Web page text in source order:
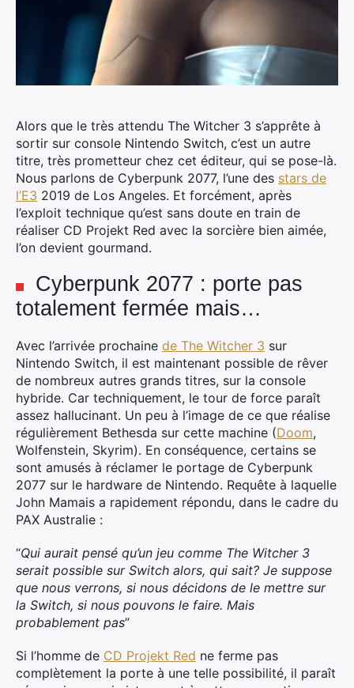
Alors que le très attendu The Witcher 3 s’apprête à
sortir sur console Nintendo Switch, c’est un autre
titre, très prometteur chez cet éditeur, qui se pose-là.
Nous parlons de Cyberpunk 2077, l’une des stars de
l’E3 2019 de Los Angeles. Et forcément, après
l’exploit technique qu’est sans doute en train de
réaliser CD Projekt Red avec la sorcière bien aimée,
l’on devient gourmand.
Cyberpunk 2077 : porte pas
totalement fermée mais…
Avec l’arrivée prochaine de The Witcher 3 sur
Nintendo Switch, il est maintenant possible de rêver
de nombreux autres grands titres, sur la console
hybride. Car techniquement, le tour de force paraît
assez hallucinant. Un peu à l’image de ce que réalise
régulièrement Bethesda sur cette machine (Doom,
Wolfenstein, Skyrim). En conséquence, certains se
sont amusés à réclamer le portage de Cyberpunk
2077 sur le hardware de Nintendo. Requête à laquelle
John Mamais a rapidement répondu, dans le cadre du
PAX Australie :
“Qui aurait pensé qu’un jeu comme The Witcher 3
serait possible sur Switch alors, qui sait? Je suppose
que nous verrons, si nous décidons de le mettre sur
la Switch, si nous pouvons le faire. Mais
probablement pas”
Si l’homme de CD Projekt Red ne ferme pas
complètement la porte à une telle possibilité, il paraît